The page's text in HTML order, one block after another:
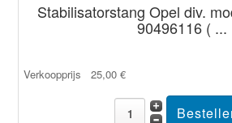
Stabilisatorstang Opel div.
90496116 ( ...
Verkoopprijs 25,00 €